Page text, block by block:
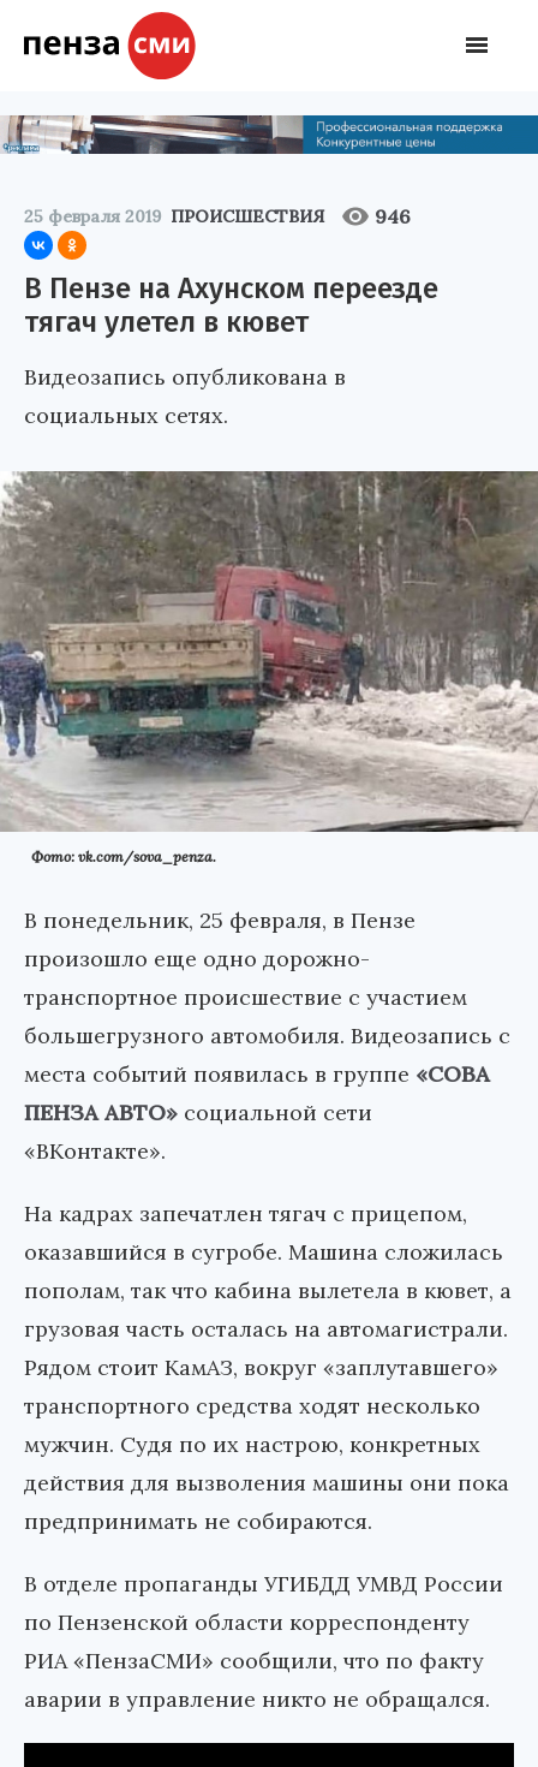
25 февраля 2019 ПРОИСШЕСТВИЯ 946
В Пензе на Ахунском переезде
тягач улетел в кювет
Видеозапись опубликована в
социальных сетях.
Фото: vk.com/sova_penza.
В понедельник, 25 февраля, в Пензе
произошло еще одно дорожно-
транспортное происшествие с участием
большегрузного автомобиля. Видеозапись с
места событий появилась в группе «СОВА
ПЕНЗА АВТО» социальной сети
«ВКонтакте».
На кадрах запечатлен тягач с прицепом,
оказавшийся в сугробе. Машина сложилась
пополам, так что кабина вылетела в кювет, а
грузовая часть осталась на автомагистрали.
Рядом стоит КамАЗ, вокруг «заплутавшего»
транспортного средства ходят несколько
мужчин. Судя по их настрою, конкретных
действия для вызволения машины они пока
предпринимать не собираются.
В отделе пропаганды УГИБДД УМВД России
по Пензенской области корреспонденту
РИА «ПензаСМИ» сообщили, что по факту
аварии в управление никто не обращался.